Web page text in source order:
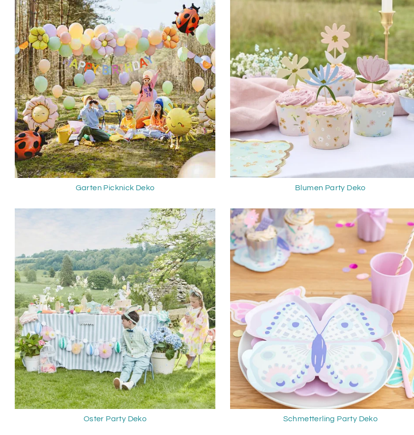
Garten Picknick Deko Blumen Party Deko
Oster Party Deko Schmetterling Party Deko